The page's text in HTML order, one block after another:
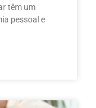
têm um
pessoal e